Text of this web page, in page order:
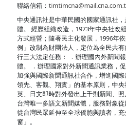
聯絡信箱：
中央通訊社是中華民國的國家通訊社
體。 經歷組織改造，1973年中央社改
方式經營；隨著民主化發展，1996年
例」改制為財團法人，定位為全民共
行三大法定任務： ．辦理國內外新聞
體。 ．辦理國家對外新聞通訊業務，
加強與國際新聞通訊社合作，增進國際
領先、客觀、翔實」的基本原則，中央
英、日文即時對外發出上千則新聞、
台灣唯一多語文新聞媒體，服務對象
從台灣民眾延伸至全球僑胞與讀者，
窗」。